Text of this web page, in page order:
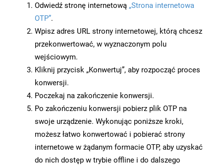
Odwiedź stronę internetową „Strona internetowa
OTP”.
Wpisz adres URL strony internetowej, którą chcesz
przekonwertować, w wyznaczonym polu
wejściowym.
Kliknij przycisk „Konwertuj”, aby rozpocząć proces
konwersji.
Poczekaj na zakończenie konwersji.
Po zakończeniu konwersji pobierz plik OTP na
swoje urządzenie. Wykonując poniższe kroki,
możesz łatwo konwertować i pobierać strony
internetowe w żądanym formacie OTP, aby uzyskać
do nich dostęp w trybie offline i do dalszego